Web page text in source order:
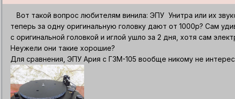
Вот такой вопрос любителям винила: ЭПУ Унитра или их
теперь за одну оригинальную головку дают от 1000р? Сам
с оригинальной головкой и иглой ушло за 2 дня, хотя сам
Неужели они такие хорошие?
Для сравнения, ЭПУ Ария с ГЗМ-105 вообще никому не